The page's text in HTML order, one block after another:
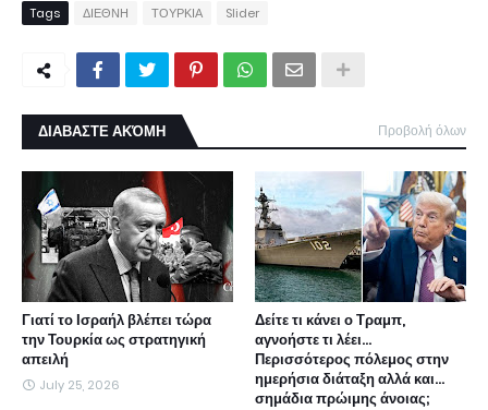
Tags ΔΙΕΘΝΗ ΤΟΥΡΚΙΑ Slider
ΔΙΑΒΑΣΤΕ ΑΚΌΜΗ Προβολή όλων
Γιατί το Ισραήλ βλέπει τώρα
την Τουρκία ως στρατηγική
απειλή
July 25, 2026
Δείτε τι κάνει ο Τραμπ,
αγνοήστε τι λέει...
Περισσότερος πόλεμος στην
ημερήσια διάταξη αλλά και...
σημάδια πρώιμης άνοιας;